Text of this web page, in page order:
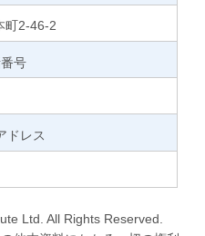
町2-46-2
号
ドレス
Ltd. All Rights Reserved.